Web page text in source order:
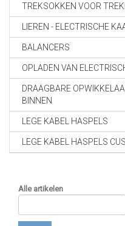
TREKSOKKEN VOOR
LIEREN - ELECTRISCHE
BALANCERS
OPLADEN VAN
DRAAGBARE
BINNEN
LEGE KABEL HASPELS
LEGE KABEL HASPELS
Alle artikelen